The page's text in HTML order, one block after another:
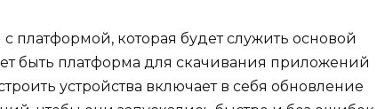
платформой, которая будет служить основой
быть платформа для скачивания приложений
устройства включает в себя обновление